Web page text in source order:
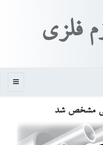
فلزی
منو
مشخص شد